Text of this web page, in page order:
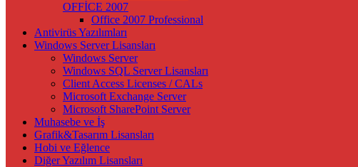
OFFİCE 2007
Office 2007 Professional
Antivirüs Yazılımları
Windows Server Lisansları
Windows Server
Windows SQL Server Lisansları
Client Access Licenses / CALs
Microsoft Exchange Server
Microsoft SharePoint Server
Muhasebe ve İş
Grafik&Tasarım Lisansları
Hobi ve Eğlence
Diğer Yazılım Lisansları